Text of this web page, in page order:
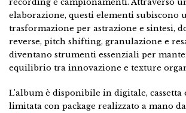
recording e campionamenti. Attraverso
elaborazione, questi elementi subiscono
trasformazione per astrazione e sintesi,
reverse, pitch shifting, granulazione e
diventano strumenti essenziali per
equilibrio tra innovazione e texture
L'album è disponibile in digitale, cassetta
limitata con package realizzato a mano da